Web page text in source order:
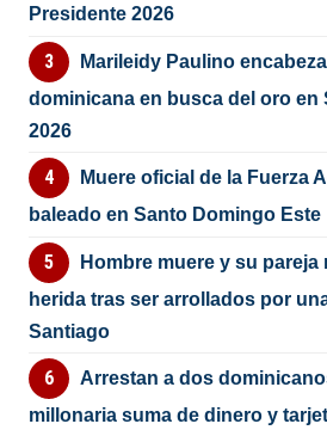
Presidente 2026
Marileidy Paulino
dominicana en busca del oro en
2026
Muere oficial de la Fuerza
baleado en Santo Domingo Este
Hombre muere y su
herida tras ser arrollados por
Santiago
Arrestan a dos
millonaria suma de dinero y